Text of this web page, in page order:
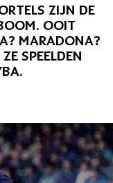
ZIJN DE
OOIT
MARADONA?
SPEELDEN